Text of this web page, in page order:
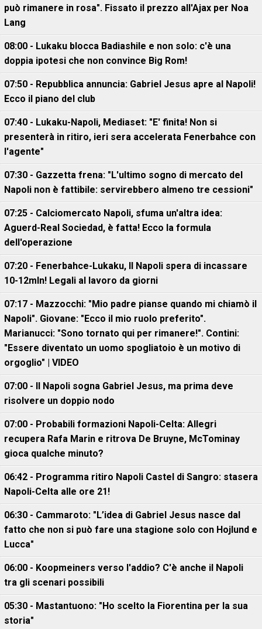
può rimanere in rosa". Fissato il prezzo all'Ajax per Noa
Lang
08:00 - Lukaku blocca Badiashile e non solo: c'è una
doppia ipotesi che non convince Big Rom!
07:50 - Repubblica annuncia: Gabriel Jesus apre al Napoli!
Ecco il piano del club
07:40 - Lukaku-Napoli, Mediaset: "E' finita! Non si
presenterà in ritiro, ieri sera accelerata Fenerbahce con
l'agente"
07:30 - Gazzetta frena: "L'ultimo sogno di mercato del
Napoli non è fattibile: servirebbero almeno tre cessioni"
07:25 - Calciomercato Napoli, sfuma un'altra idea:
Aguerd-Real Sociedad, è fatta! Ecco la formula
dell'operazione
07:20 - Fenerbahce-Lukaku, ll Napoli spera di incassare
10-12mln! Legali al lavoro da giorni
07:17 - Mazzocchi: "Mio padre pianse quando mi chiamò il
Napoli". Giovane: "Ecco il mio ruolo preferito".
Marianucci: "Sono tornato qui per rimanere!". Contini:
"Essere diventato un uomo spogliatoio è un motivo di
orgoglio" | VIDEO
07:00 - Il Napoli sogna Gabriel Jesus, ma prima deve
risolvere un doppio nodo
07:00 - Probabili formazioni Napoli-Celta: Allegri
recupera Rafa Marin e ritrova De Bruyne, McTominay
gioca qualche minuto?
06:42 - Programma ritiro Napoli Castel di Sangro: stasera
Napoli-Celta alle ore 21!
06:30 - Cammaroto: "L’idea di Gabriel Jesus nasce dal
fatto che non si può fare una stagione solo con Hojlund e
Lucca"
06:00 - Koopmeiners verso l'addio? C'è anche il Napoli
tra gli scenari possibili
05:30 - Mastantuono: "Ho scelto la Fiorentina per la sua
storia"